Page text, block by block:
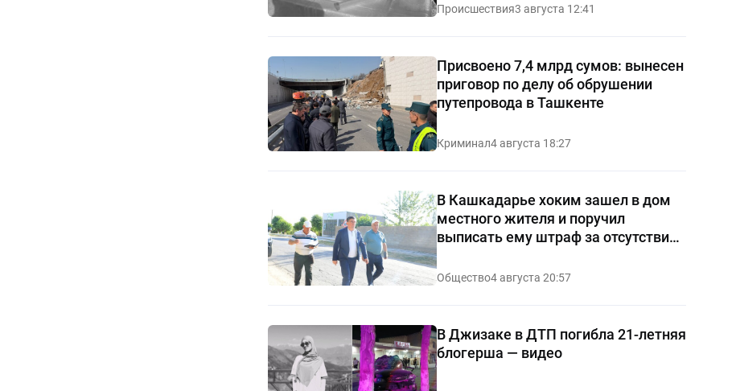
Происшествия3 августа 12:41
Присвоено 7,4 млрд сумов: вынесен
приговор по делу об обрушении
путепровода в Ташкенте
Криминал4 августа 18:27
В Кашкадарье хоким зашел в дом
местного жителя и поручил
выписать ему штраф за отсутствие
чистоты — видео
Общество4 августа 20:57
В Джизаке в ДТП погибла 21-летняя
блогерша — видео